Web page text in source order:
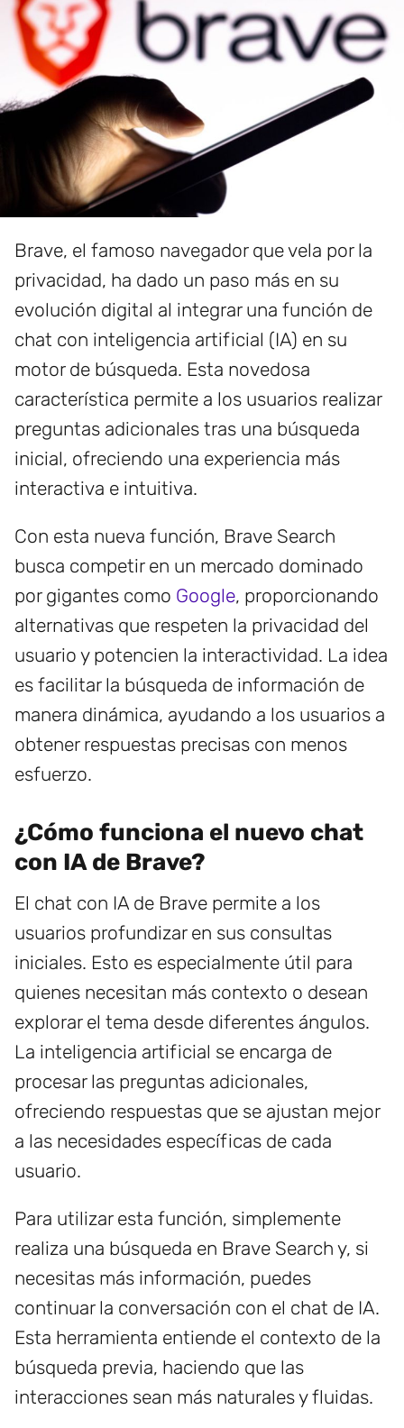
Brave, el famoso navegador que vela por la
privacidad, ha dado un paso más en su
evolución digital al integrar una función de
chat con inteligencia artificial (IA) en su
motor de búsqueda. Esta novedosa
característica permite a los usuarios realizar
preguntas adicionales tras una búsqueda
inicial, ofreciendo una experiencia más
interactiva e intuitiva.
Con esta nueva función, Brave Search
busca competir en un mercado dominado
por gigantes como Google, proporcionando
alternativas que respeten la privacidad del
usuario y potencien la interactividad. La idea
es facilitar la búsqueda de información de
manera dinámica, ayudando a los usuarios a
obtener respuestas precisas con menos
esfuerzo.
¿Cómo funciona el nuevo chat
con IA de Brave?
El chat con IA de Brave permite a los
usuarios profundizar en sus consultas
iniciales. Esto es especialmente útil para
quienes necesitan más contexto o desean
explorar el tema desde diferentes ángulos.
La inteligencia artificial se encarga de
procesar las preguntas adicionales,
ofreciendo respuestas que se ajustan mejor
a las necesidades específicas de cada
usuario.
Para utilizar esta función, simplemente
realiza una búsqueda en Brave Search y, si
necesitas más información, puedes
continuar la conversación con el chat de IA.
Esta herramienta entiende el contexto de la
búsqueda previa, haciendo que las
interacciones sean más naturales y fluidas.